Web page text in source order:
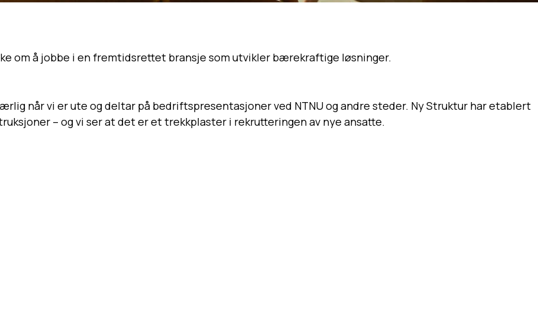
om å jobbe i en fremtidsrettet bransje som utvikler bærekraftige løsninger.
når vi er ute og deltar på bedriftspresentasjoner ved NTNU og andre steder. Ny Struktur har etablert
– og vi ser at det er et trekkplaster i rekrutteringen av nye ansatte.